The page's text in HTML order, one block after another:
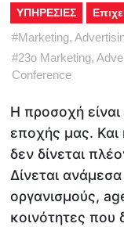
ΥΠΗΡΕΣΙΕΣ
#Marketing,
#23ο Marketing,
Conference
Η προσοχή
εποχής μας. Και
δεν δίνεται
Δίνεται
οργανισμούς,
κοινότητες που